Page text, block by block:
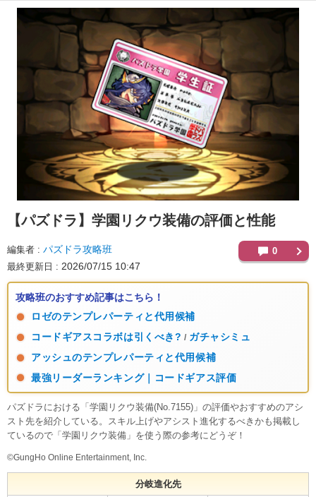
【パズドラ】 学園リクウ装備の評価と性能
編集者 パズドラ攻略班
最終更新日 2026/07/15 10:47
0
攻略班のおすすめ記事はこちら！
ロゼのテンプレパーティと代用候補
コードギアスコラボは引くべき? / ガチャシミュ
アッシュのテンプレパーティと代用候補
最強リーダーランキング｜コードギアス評価
パズドラにおける「学園リクウ装備(No.7155)」の評価やおすすめのアシ
スト先を紹介している。スキル上げやアシスト進化するべきかも掲載し
ているので「学園リクウ装備」を使う際の参考にどうぞ！
©GungHo Online Entertainment, Inc.
分岐進化先